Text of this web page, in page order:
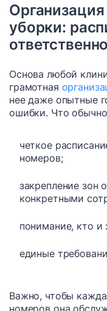
уборки:
Основа любой
грамотная
нее даже опытные
ошибки. Что
четкое
номеров;
закрепление зон
конкретными
понимание, кто и
единые
Важно, чтобы
номеров она